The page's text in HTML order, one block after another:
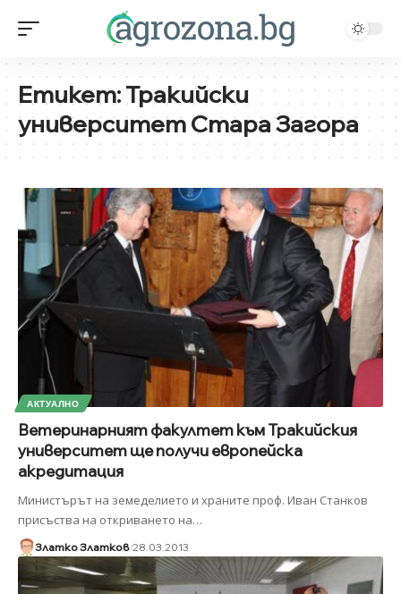
Етикет:Тракийски
университет Стара Загора
АКТУАЛНО
Ветеринарният факултет към Тракийския
университет ще получи европейска
акредитация
Министърът на земеделието и храните проф. Иван Станков
присъства на откриването на…
Златко Златков 28.03.2013